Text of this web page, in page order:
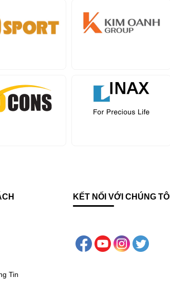
Tin
KẾT NỐI VỚI CHÚNG TÔI